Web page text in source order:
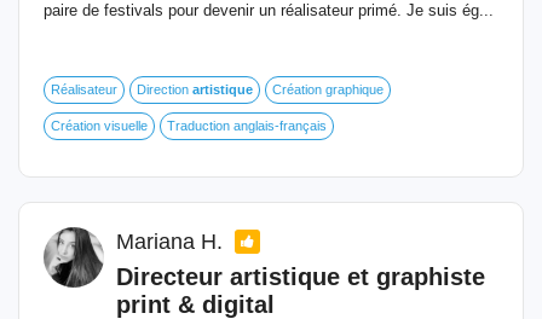
paire de festivals pour devenir un réalisateur primé. Je suis ég...
Réalisateur Direction artistique Création graphique
Création visuelle Traduction anglais-français
Mariana H.
Directeur artistique et graphiste
print & digital